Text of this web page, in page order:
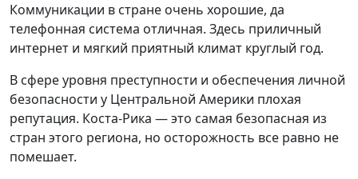
Коммуникации в стране очень хорошие, да
телефонная система отличная. Здесь приличный
интернет и мягкий приятный климат круглый год.
В сфере уровня преступности и обеспечения личной
безопасности у Центральной Америки плохая
репутация. Коста-Рика — это самая безопасная из
стран этого региона, но осторожность все равно не
помешает.